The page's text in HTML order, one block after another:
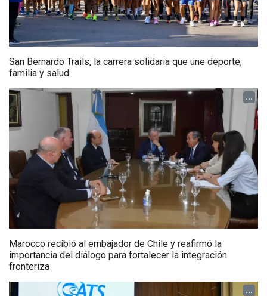
San Bernardo Trails, la carrera solidaria que une deporte,
familia y salud
...
Marocco recibió al embajador de Chile y reafirmó la
importancia del diálogo para fortalecer la integración
fronteriza
...